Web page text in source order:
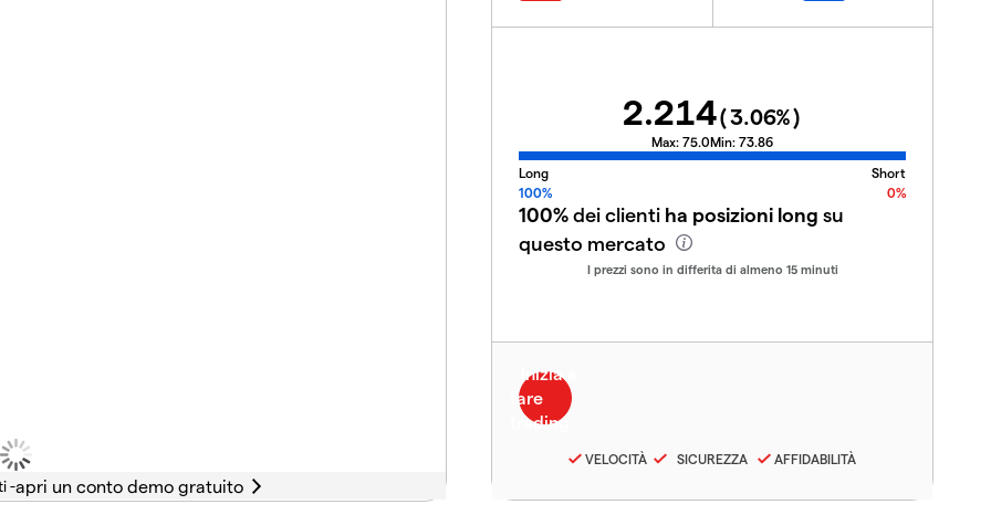
-
2.214(3.06%)
Max: 75.0Min: 73.86
Long
Short
100%
0%
100%dei clienti ha posizioni long su
questo mercato
I prezzi sono in differita di almeno 15 minuti
VELOCITÀ SICUREZZA AFFIDABILITÀ